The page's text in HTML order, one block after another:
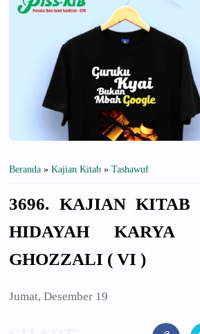
Beranda » Kajian Kitab » Tashawuf
3696. KAJIAN KITAB
HIDAYAH
GHOZZALI ( VI )
Jumat, Desember 19